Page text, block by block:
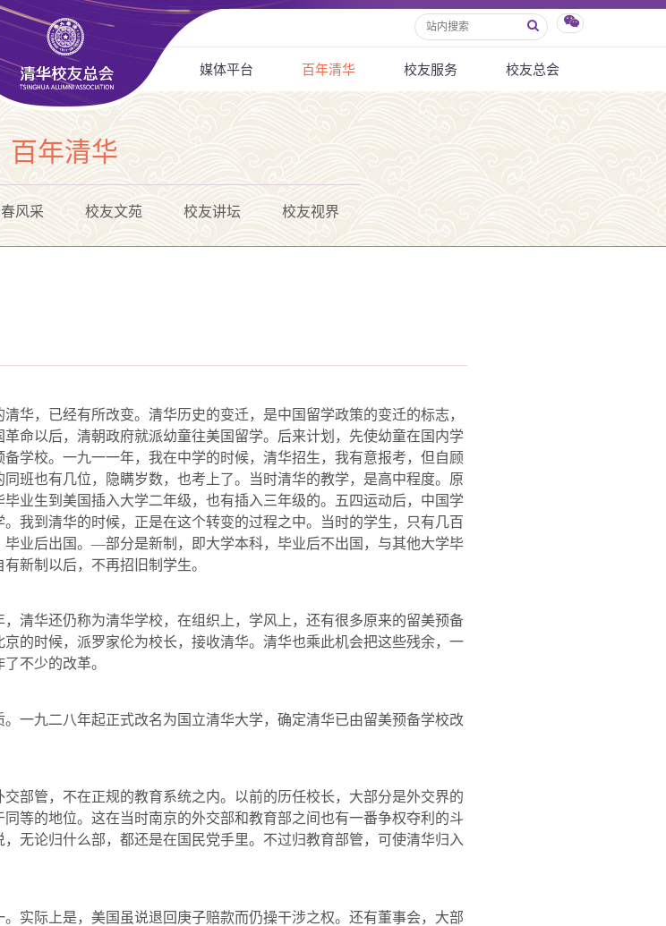
媒体平台 百年清华 校友服务 校友总会
百年清华
风采 校友文苑 校友讲坛 校友视界
华，已经有所改变。清华历史的变迁，是中国留学政策的变迁的标志，
命以后，清朝政府就派幼童往美国留学。后来计划，先使幼童在国内学
学校。一九一一年，我在中学的时候，清华招生，我有意报考，但自顾
班也有几位，隐瞒岁数，也考上了。当时清华的教学，是高中程度。原
业生到美国插入大学二年级，也有插入三年级的。五四运动后，中国学
我到清华的时候，正是在这个转变的过程之中。当时的学生，只有几百
业后出国。—部分是新制，即大学本科，毕业后不出国，与其他大学毕
新制以后，不再招旧制学生。
清华还仍称为清华学校，在组织上，学风上，还有很多原来的留美预备
的时候，派罗家伦为校长，接收清华。清华也乘此机会把这些残余，一
不少的改革。
九二八年起正式改名为国立清华大学，确定清华已由留美预备学校改
管，不在正规的教育系统之内。以前的历任校长，大部分是外交界的
等的地位。这在当时南京的外交部和教育部之间也有一番争权夺利的斗
无论归什么部，都还是在国民党手里。不过归教育部管，可使清华归入
际上是，美国虽说退回庚子赔款而仍操干涉之权。还有董事会，大部